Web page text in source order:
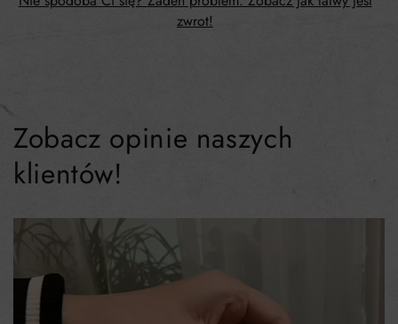
zwrot!
Zobacz opinie naszych
klientów!